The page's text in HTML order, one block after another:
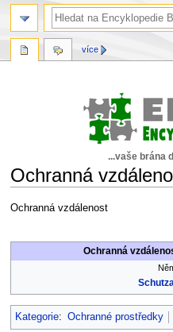
...vaše brána
Ochranná
Skočit
Skočit
Ochranná vzdálenost
Ochranná
Kategorie: Ochranné prostředky
více